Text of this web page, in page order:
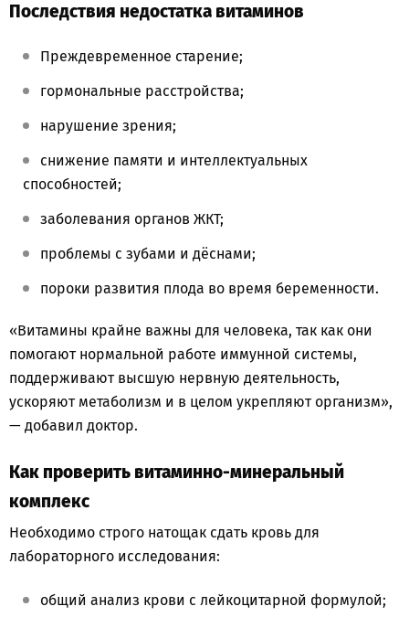
Последствия недостатка витаминов
Преждевременное старение;
гормональные расстройства;
нарушение зрения;
снижение памяти и интеллектуальных
способностей;
заболевания органов ЖКТ;
проблемы с зубами и дёснами;
пороки развития плода во время беременности.
«Витамины крайне важны для человека, так как они
помогают нормальной работе иммунной системы,
поддерживают высшую нервную деятельность,
ускоряют метаболизм и в целом укрепляют организм»,
— добавил доктор.
Как проверить витаминно-минеральный
комплекс
Необходимо строго натощак сдать кровь для
лабораторного исследования:
общий анализ крови с лейкоцитарной формулой;